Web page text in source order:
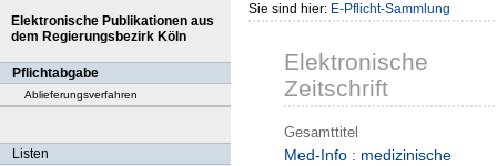
Elektronische Publikationen aus
dem Regierungsbezirk Köln
Pflichtabgabe
Ablieferungsverfahren
Listen
Sie sind hier: E-Pflicht-Sammlung
Elektronische
Zeitschrift
Gesamttitel
Med-Info : medizinische